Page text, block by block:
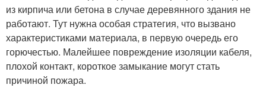
из кирпича или бетона в случае деревянного здания не
работают. Тут нужна особая стратегия, что вызвано
характеристиками материала, в первую очередь его
горючестью. Малейшее повреждение изоляции кабеля,
плохой контакт, короткое замыкание могут стать
причиной пожара.